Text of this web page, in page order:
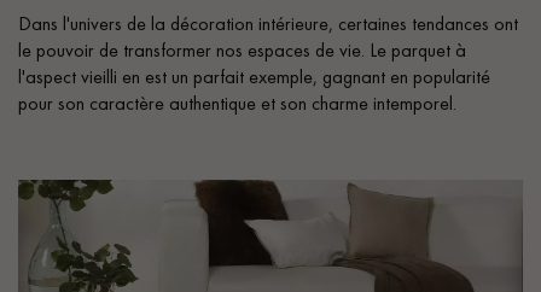
Dans l'univers de la décoration intérieure, certaines tendances ont
le pouvoir de transformer nos espaces de vie. Le parquet à
l'aspect vieilli en est un parfait exemple, gagnant en popularité
pour son caractère authentique et son charme intemporel.